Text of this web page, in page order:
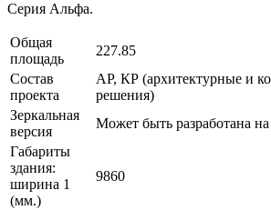
Серия Альфа.
Общая
площадь
227.85
Состав
проекта
АР, КР (архитектурные и
решения)
Зеркальная
версия
Может быть разработана на
Габариты
здания:
ширина 1
(мм.)
9860